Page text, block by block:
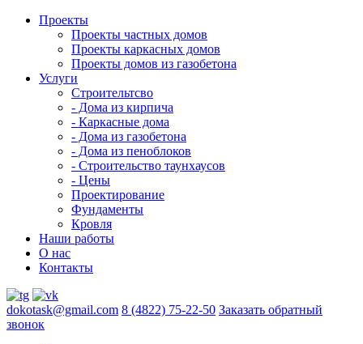
Проекты
Проекты частных домов
Проекты каркасных домов
Проекты домов из газобетона
Услуги
Строительтсво
- Дома из кирпича
- Каркасные дома
- Дома из газобетона
- Дома из пеноблоков
- Строительство таунхаусов
- Цены
Проектирование
Фундаменты
Кровля
Наши работы
О нас
Контакты
dokotask@gmail.com 8 (4822) 75-22-50 Заказать обратный
звонок